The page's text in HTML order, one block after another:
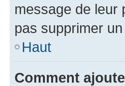
message de leur
pas supprimer
Haut
Comment